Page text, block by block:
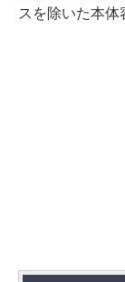
スを除いた本体